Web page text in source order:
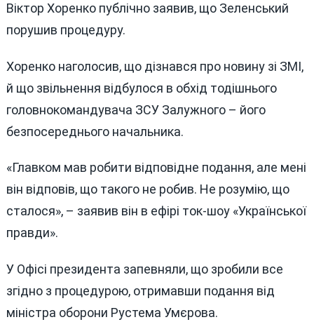
Віктор Хоренко публічно заявив, що Зеленський
порушив процедуру.
Хоренко наголосив, що дізнався про новину зі ЗМІ,
й що звільнення відбулося в обхід тодішнього
головнокомандувача ЗСУ Залужного – його
безпосереднього начальника.
«Главком мав робити відповідне подання, але мені
він відповів, що такого не робив. Не розумію, що
сталося», – заявив він в ефірі ток-шоу «Української
правди».
У Офісі президента запевняли, що зробили все
згідно з процедурою, отримавши подання від
міністра оборони Рустема Умєрова.